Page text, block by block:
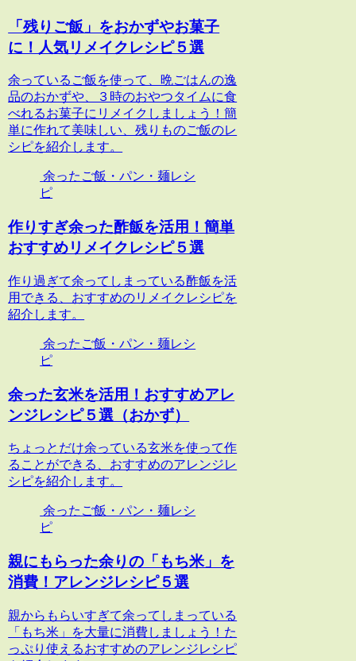
「残りご飯」をおかずやお菓子
に！人気リメイクレシピ５選
余っているご飯を使って、晩ごはんの逸
品のおかずや、３時のおやつタイムに食
べれるお菓子にリメイクしましょう！簡
単に作れて美味しい、残りものご飯のレ
シピを紹介します。
余ったご飯・パン・麺レシ
ピ
作りすぎ余った酢飯を活用！簡単
おすすめリメイクレシピ５選
作り過ぎて余ってしまっている酢飯を活
用できる、おすすめのリメイクレシピを
紹介します。
余ったご飯・パン・麺レシ
ピ
余った玄米を活用！おすすめアレ
ンジレシピ５選（おかず）
ちょっとだけ余っている玄米を使って作
ることができる、おすすめのアレンジレ
シピを紹介します。
余ったご飯・パン・麺レシ
ピ
親にもらった余りの「もち米」を
消費！アレンジレシピ５選
親からもらいすぎて余ってしまっている
「もち米」を大量に消費しましょう！た
っぷり使えるおすすめのアレンジレシピ